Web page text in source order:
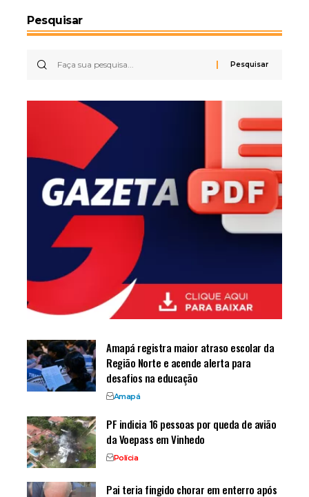
Pesquisar
Amapá registra maior atraso escolar da
Região Norte e acende alerta para
desafios na educação
Amapá
PF indicia 16 pessoas por queda de avião
da Voepass em Vinhedo
Polícia
Pai teria fingido chorar em enterro após